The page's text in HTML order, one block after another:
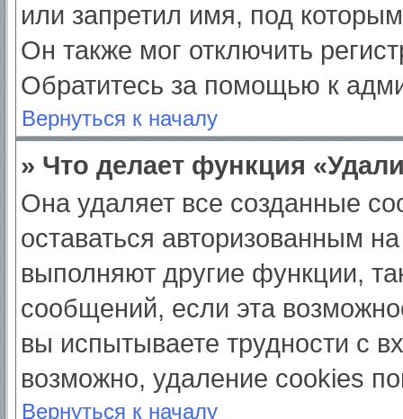
или запретил имя, под
Он также мог отключить
Обратитесь за помощью к
Вернуться к началу
» Что делает функция
Она удаляет все созданные
оставаться авторизованным
выполняют другие функции,
сообщений, если эта
вы испытываете трудности с
возможно, удаление cookies
Вернуться к началу